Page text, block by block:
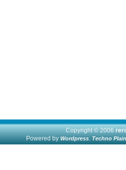
Copyright © 2006
Powered byWordpress.Techno Plain